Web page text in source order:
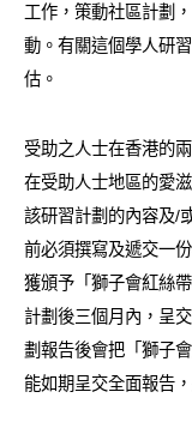
工作，策動社區計劃
動。有關這個學人研
估。
受助之人士在香港的
在受助人士地區的愛
該研習計劃的內容及/
前必須撰寫及遞交一
獲頒予「獅子會紅絲
計劃後三個月內，呈
劃報告後會把「獅子
能如期呈交全面報告